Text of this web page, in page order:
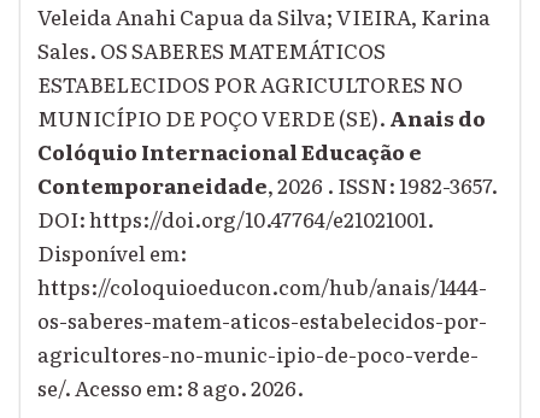
Veleida Anahi Capua da Silva; VIEIRA, Karina
Sales. OS SABERES MATEMÁTICOS
ESTABELECIDOS POR AGRICULTORES NO
MUNICÍPIO DE POÇO VERDE (SE). Anais do
Colóquio Internacional Educação e
Contemporaneidade, 2026 . ISSN: 1982-3657.
DOI: https://doi.org/10.47764/e21021001.
Disponível em:
https://coloquioeducon.com/hub/anais/1444-
os-saberes-matem-aticos-estabelecidos-por-
agricultores-no-munic-ipio-de-poco-verde-
se/. Acesso em: 8 ago. 2026.